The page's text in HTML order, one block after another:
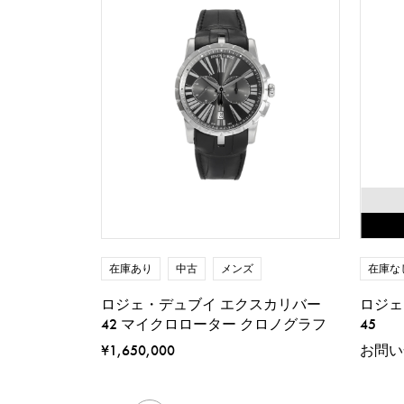
在庫あり 中古 メンズ
ロジェ・デュブイ エクスカリバー
42 マイクロローター クロノグラフ
¥1,650,000
在庫な
ロジ
45
お問